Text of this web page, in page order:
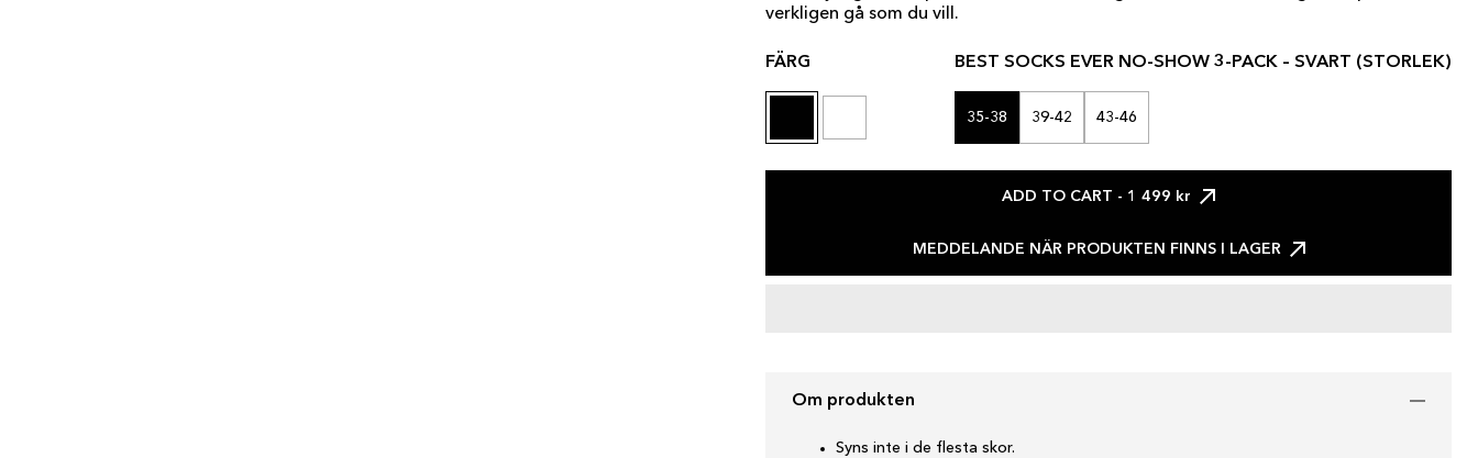
verkligen gå som du vill.
FÄRG BEST SOCKS EVER NO-SHOW 3-PACK – SVART (STORLEK)
35-38 39-42 43-46
ADD TO CART - 1 499 kr
MEDDELANDE NÄR PRODUKTEN FINNS I LAGER
Om produkten
Syns inte i de flesta skor.